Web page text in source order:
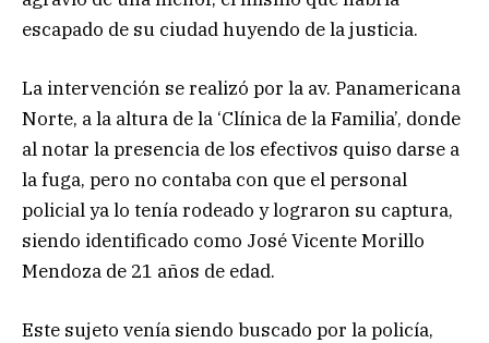
escapado de su ciudad huyendo de la justicia.
La intervención se realizó por la av. Panamericana
Norte, a la altura de la ‘Clínica de la Familia’, donde
al notar la presencia de los efectivos quiso darse a
la fuga, pero no contaba con que el personal
policial ya lo tenía rodeado y lograron su captura,
siendo identificado como José Vicente Morillo
Mendoza de 21 años de edad.
Este sujeto venía siendo buscado por la policía,